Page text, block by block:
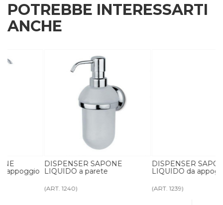
POTREBBE INTERESSARTI
ANCHE
DISPENSER SAPONE
LIQUIDO a parete
DISPENSER SAPONE
LIQUIDO da appoggio